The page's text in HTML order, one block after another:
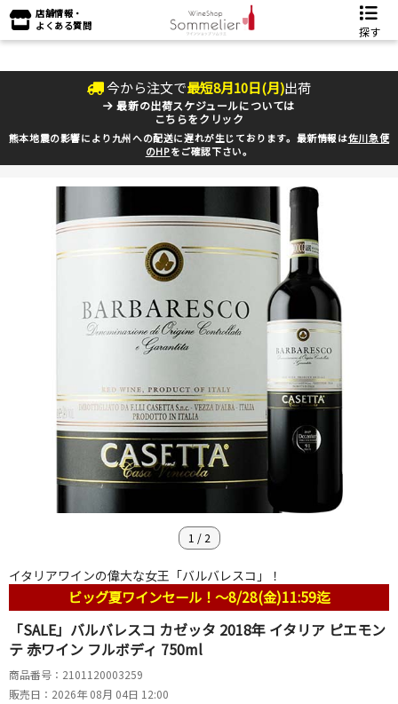
店舗情報・
よくある質問
探す
今から注文で最短8月10日(月)出荷
最新の出荷スケジュールについては
こちらをクリック
熊本地震の影響により九州への配送に遅れが生じております。最新情報は佐川急便
のHPをご確認下さい。
1 / 2
イタリアワインの偉大な女王「バルバレスコ」！
ビッグ夏ワインセール！～8/28(金)11:59迄
「SALE」バルバレスコ カゼッタ 2018年 イタリア ピエモン
テ 赤ワイン フルボディ 750ml
商品番号：2101120003259
販売日：2026年 08月 04日 12:00